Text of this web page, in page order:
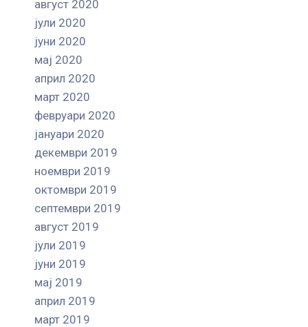
август 2020
јули 2020
јуни 2020
мај 2020
април 2020
март 2020
февруари 2020
јануари 2020
декември 2019
ноември 2019
октомври 2019
септември 2019
август 2019
јули 2019
јуни 2019
мај 2019
април 2019
март 2019